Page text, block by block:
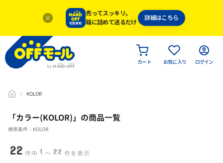
売ってスッキリ。
箱に詰めて送るだけ
詳細はこちら
カート お気に入り ログイン
KOLOR
「カラー(KOLOR)」 の商品一覧
検索条件：KOLOR
22 件中 1 〜 22 件を表示